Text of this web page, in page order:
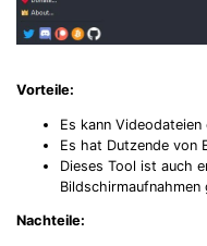
Vorteile:
Es kann
Es hat Dutzende von
Dieses Tool ist auch
Bildschirmaufnahmen
Nachteile: